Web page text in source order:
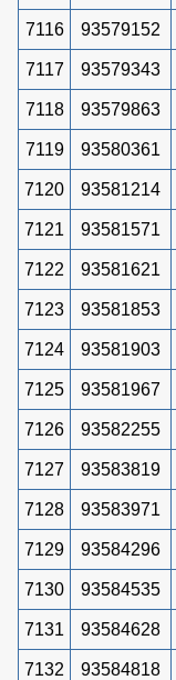
7116 93579152
7117 93579343
7118 93579863
7119 93580361
7120 93581214
7121 93581571
7122 93581621
7123 93581853
7124 93581903
7125 93581967
7126 93582255
7127 93583819
7128 93583971
7129 93584296
7130 93584535
7131 93584628
7132 93584818